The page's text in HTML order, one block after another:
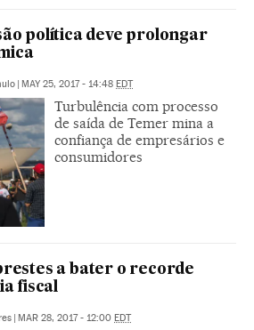
política deve prolongar
| MAY 25, 2017 - 14:48 EDT
Turbulência com processo
de saída de Temer mina a
confiança de empresários e
consumidores
a bater o recorde
fiscal
| MAR 28, 2017 - 12:00 EDT